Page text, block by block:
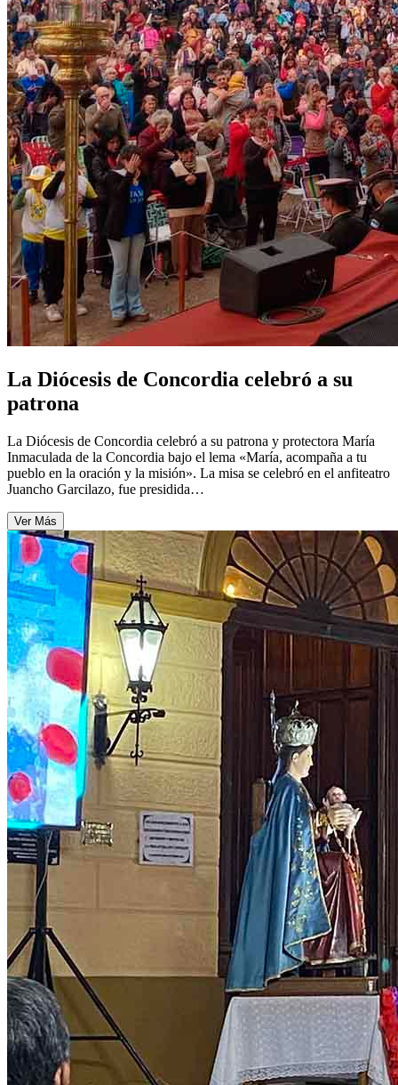
La Diócesis de Concordia celebró a su
patrona
La Diócesis de Concordia celebró a su patrona y protectora María
Inmaculada de la Concordia bajo el lema «María, acompaña a tu
pueblo en la oración y la misión». La misa se celebró en el anfiteatro
Juancho Garcilazo, fue presidida…
Ver Más